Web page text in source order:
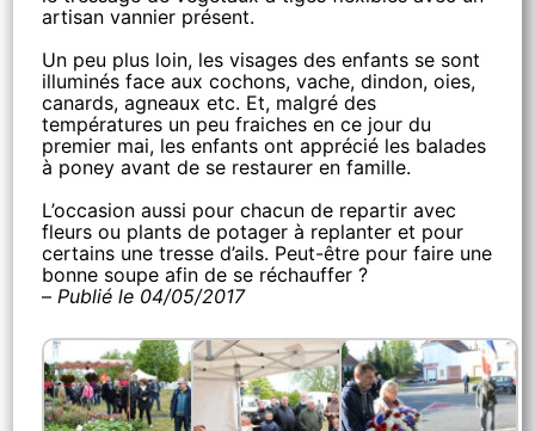
artisan vannier présent.
Un peu plus loin, les visages des enfants se sont
illuminés face aux cochons, vache, dindon, oies,
canards, agneaux etc. Et, malgré des
températures un peu fraiches en ce jour du
premier mai, les enfants ont apprécié les balades
à poney avant de se restaurer en famille.
L’occasion aussi pour chacun de repartir avec
fleurs ou plants de potager à replanter et pour
certains une tresse d’ails. Peut-être pour faire une
bonne soupe afin de se réchauffer ?
–Publié le 04/05/2017